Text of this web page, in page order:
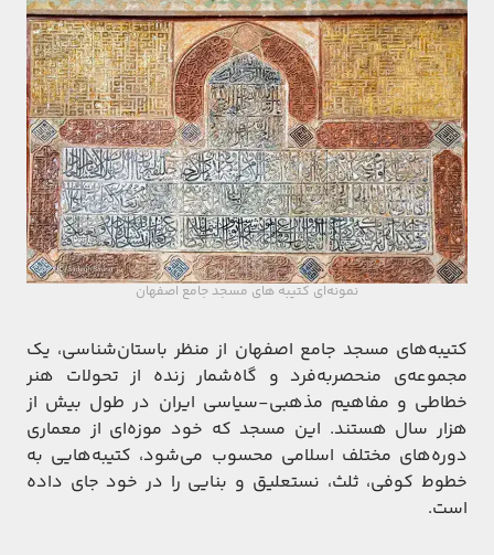
نمونه‌ای کتیبه های مسجد جامع اصفهان
کتیبه‌های مسجد جامع اصفهان از منظر باستان‌شناسی، یک
مجموعه‌ی منحصربه‌فرد و گاه‌شمار زنده از تحولات هنر
خطاطی و مفاهیم مذهبی-سیاسی ایران در طول بیش از
هزار سال هستند. این مسجد که خود موزه‌ای از معماری
دوره‌های مختلف اسلامی محسوب می‌شود، کتیبه‌هایی به
خطوط کوفی، ثلث، نستعلیق و بنایی را در خود جای داده
است.